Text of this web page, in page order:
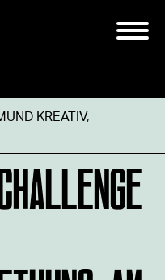
KREATIV,